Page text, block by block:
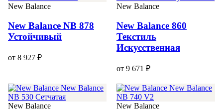
New Balance
New Balance NB 878
Устойчивый
от 8 927 ₽
New Balance
New Balance 860
Текстиль
Искусственная
от 9 671 ₽
New Balance New Balance